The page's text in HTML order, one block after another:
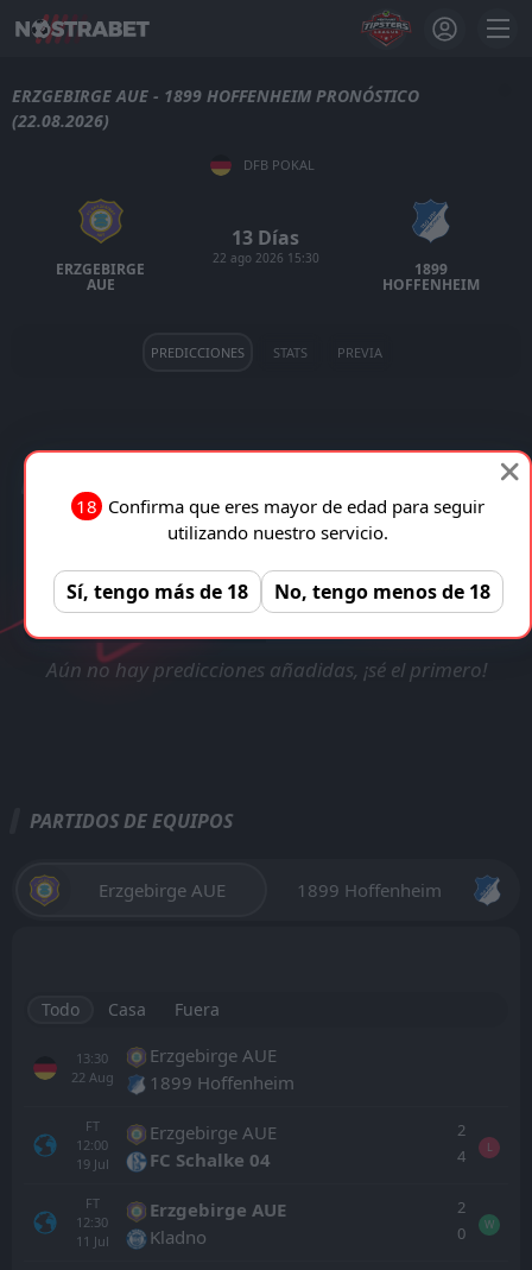
ERZGEBIRGE AUE - 1899 HOFFENHEIM PRONÓSTICO
(22.08.2026)
DFB POKAL
ERZGEBIRGE
AUE
13 Días
22 ago 2026 15:30
1899
HOFFENHEIM
PREDICCIONES STATS PREVIA
TRANSMISIÓN EN VIVO
Registro gratuito, sin anuncios!
REGISTRAR
Erzgebirge AUE - 1899 Hoffenheim
Aún no hay predicciones añadidas, ¡sé el primero!
PARTIDOS DE EQUIPOS
Erzgebirge AUE 1899 Hoffenheim
Todo Casa Fuera
13:30
22 Aug
Erzgebirge AUE
1899 Hoffenheim
FT
12:00
19 Jul
Erzgebirge AUE
FC Schalke 04
2
4
L
FT
12:30
11 Jul
Erzgebirge AUE
Kladno
2
0
W
18 Confirma que eres mayor de edad para seguir
utilizando nuestro servicio.
Sí, tengo más de 18 No, tengo menos de 18